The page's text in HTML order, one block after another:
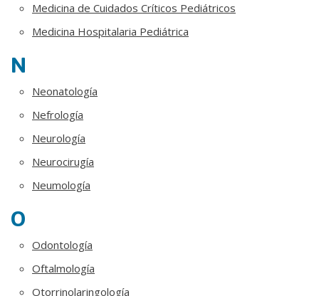
Medicina de Cuidados Críticos Pediátricos
Medicina Hospitalaria Pediátrica
N
Neonatología
Nefrología
Neurología
Neurocirugía
Neumología
O
Odontología
Oftalmología
Otorrinolaringología